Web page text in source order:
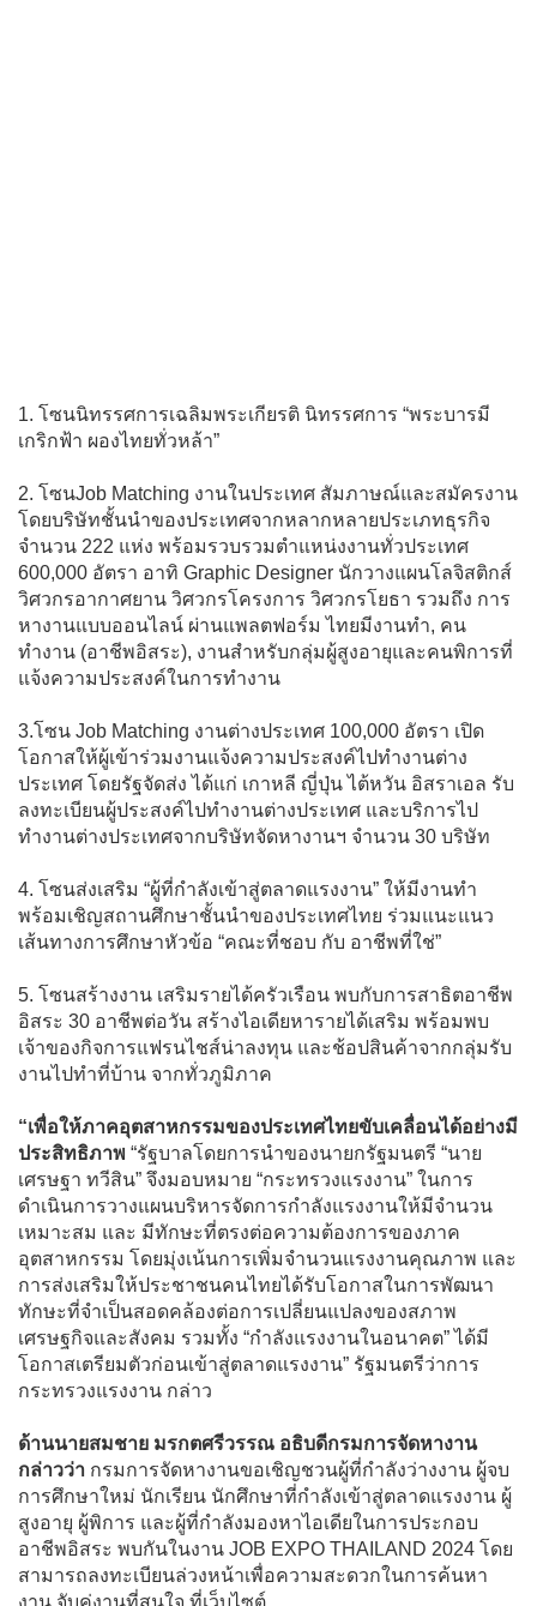
1. โซนนิทรรศการเฉลิมพระเกียรติ นิทรรศการ “พระบารมี
เกริกฟ้า ผองไทยทั่วหล้า”
2. โซนJob Matching งานในประเทศ สัมภาษณ์และสมัครงาน
โดยบริษัทชั้นนำของประเทศจากหลากหลายประเภทธุรกิจ
จำนวน 222 แห่ง พร้อมรวบรวมตำแหน่งงานทั่วประเทศ
600,000 อัตรา อาทิ Graphic Designer นักวางแผนโลจิสติกส์
วิศวกรอากาศยาน วิศวกรโครงการ วิศวกรโยธา รวมถึง การ
หางานแบบออนไลน์ ผ่านแพลตฟอร์ม ไทยมีงานทำ, คน
ทำงาน (อาชีพอิสระ), งานสำหรับกลุ่มผู้สูงอายุและคนพิการที่
แจ้งความประสงค์ในการทำงาน
3.โซน Job Matching งานต่างประเทศ 100,000 อัตรา เปิด
โอกาสให้ผู้เข้าร่วมงานแจ้งความประสงค์ไปทำงานต่าง
ประเทศ โดยรัฐจัดส่ง ได้แก่ เกาหลี ญี่ปุ่น ไต้หวัน อิสราเอล รับ
ลงทะเบียนผู้ประสงค์ไปทำงานต่างประเทศ และบริการไป
ทำงานต่างประเทศจากบริษัทจัดหางานฯ จำนวน 30 บริษัท
4. โซนส่งเสริม “ผู้ที่กำลังเข้าสู่ตลาดแรงงาน” ให้มีงานทำ
พร้อมเชิญสถานศึกษาชั้นนำของประเทศไทย ร่วมแนะแนว
เส้นทางการศึกษาหัวข้อ “คณะที่ชอบ กับ อาชีพที่ใช่”
5. โซนสร้างงาน เสริมรายได้ครัวเรือน พบกับการสาธิตอาชีพ
อิสระ 30 อาชีพต่อวัน สร้างไอเดียหารายได้เสริม พร้อมพบ
เจ้าของกิจการแฟรนไชส์น่าลงทุน และช้อปสินค้าจากกลุ่มรับ
งานไปทำที่บ้าน จากทั่วภูมิภาค
“เพื่อให้ภาคอุตสาหกรรมของประเทศไทยขับเคลื่อนได้อย่างมี
ประสิทธิภาพ “รัฐบาลโดยการนำของนายกรัฐมนตรี “นาย
เศรษฐา ทวีสิน” จึงมอบหมาย “กระทรวงแรงงาน” ในการ
ดำเนินการวางแผนบริหารจัดการกำลังแรงงานให้มีจำนวน
เหมาะสม และ มีทักษะที่ตรงต่อความต้องการของภาค
อุตสาหกรรม โดยมุ่งเน้นการเพิ่มจำนวนแรงงานคุณภาพ และ
การส่งเสริมให้ประชาชนคนไทยได้รับโอกาสในการพัฒนา
ทักษะที่จำเป็นสอดคล้องต่อการเปลี่ยนแปลงของสภาพ
เศรษฐกิจและสังคม รวมทั้ง “กำลังแรงงานในอนาคต” ได้มี
โอกาสเตรียมตัวก่อนเข้าสู่ตลาดแรงงาน” รัฐมนตรีว่าการ
กระทรวงแรงงาน กล่าว
ด้านนายสมชาย มรกตศรีวรรณ อธิบดีกรมการจัดหางาน
กล่าวว่า กรมการจัดหางานขอเชิญชวนผู้ที่กำลังว่างงาน ผู้จบ
การศึกษาใหม่ นักเรียน นักศึกษาที่กำลังเข้าสู่ตลาดแรงงาน ผู้
สูงอายุ ผู้พิการ และผู้ที่กำลังมองหาไอเดียในการประกอบ
อาชีพอิสระ พบกันในงาน JOB EXPO THAILAND 2024 โดย
สามารถลงทะเบียนล่วงหน้าเพื่อความสะดวกในการค้นหา